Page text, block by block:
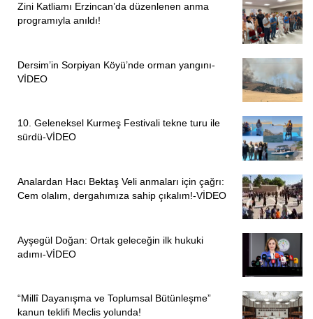
Zini Katliamı Erzincan’da düzenlenen anma
programıyla anıldı!
Dersim’in Sorpiyan Köyü’nde orman yangını-
VİDEO
10. Geleneksel Kurmeş Festivali tekne turu ile
sürdü-VİDEO
Analardan Hacı Bektaş Veli anmaları için çağrı:
Cem olalım, dergahımıza sahip çıkalım!-VİDEO
Ayşegül Doğan: Ortak geleceğin ilk hukuki
adımı-VİDEO
“Millî Dayanışma ve Toplumsal Bütünleşme”
kanun teklifi Meclis yolunda!